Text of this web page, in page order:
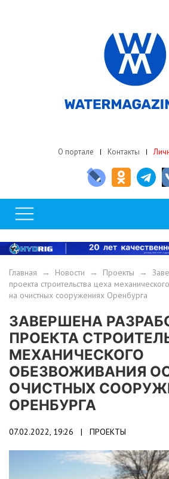
О портале Контакты
Главная → Новости → Проекты →
проекта строительства цеха
на очистных сооружениях Оренбурга
ЗАВЕРШЕНА
ПРОЕКТА
МЕХАНИЧЕСКОГО
ОБЕЗВОЖИВАНИЯ
ОЧИСТНЫХ
ОРЕНБУРГА
07.02.2022, 19:26 | ПРОЕКТЫ